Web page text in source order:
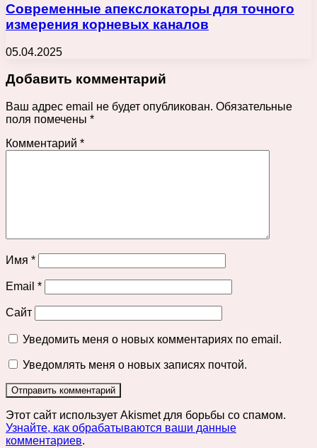
Современные апекслокаторы для точного
измерения корневых каналов
05.04.2025
Добавить комментарий
Ваш адрес email не будет опубликован. Обязательные
поля помечены *
Комментарий *
Имя *
Email *
Сайт
Уведомить меня о новых комментариях по email.
Уведомлять меня о новых записях почтой.
Этот сайт использует Akismet для борьбы со спамом.
Узнайте, как обрабатываются ваши данные
комментариев.